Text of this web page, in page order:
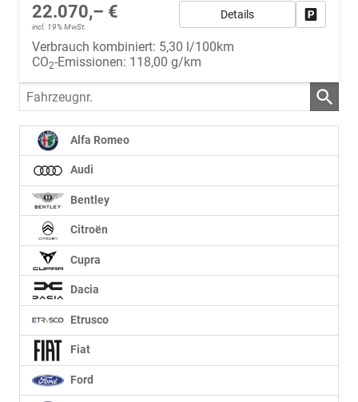
22.070,– €
incl. 19% MwSt.
Details
Verbrauch kombiniert: 5,30 l/100km
CO2-Emissionen: 118,00 g/km
Fahrzeugnr.
Alfa Romeo
Audi
Bentley
Citroën
Cupra
Dacia
Etrusco
Fiat
Ford